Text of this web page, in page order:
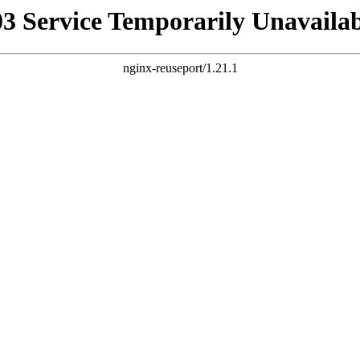
Service Temporarily
nginx-reuseport/1.21.1